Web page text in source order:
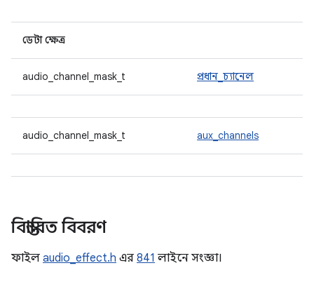
ডেটা ক্ষেত্র
audio_channel_mask_t প্রধান_চ্যানেল
audio_channel_mask_t aux_channels
বিস্তারিত বিবরণ
ফাইল audio_effect.h এর 841 লাইনে সংজ্ঞা।